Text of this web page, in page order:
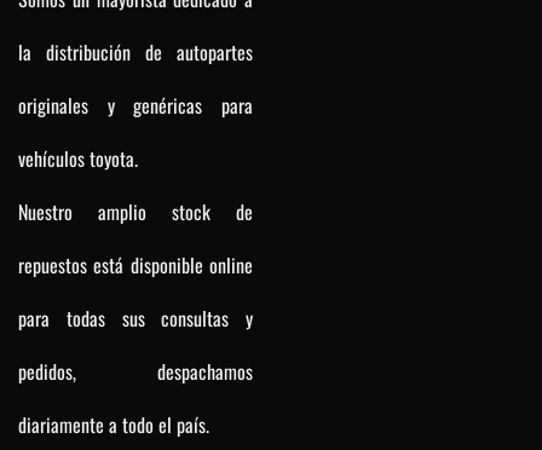
la distribución de autopartes
originales y genéricas para
vehículos toyota.
Nuestro amplio stock de
repuestos está disponible online
para todas sus consultas y
pedidos, despachamos
diariamente a todo el país.